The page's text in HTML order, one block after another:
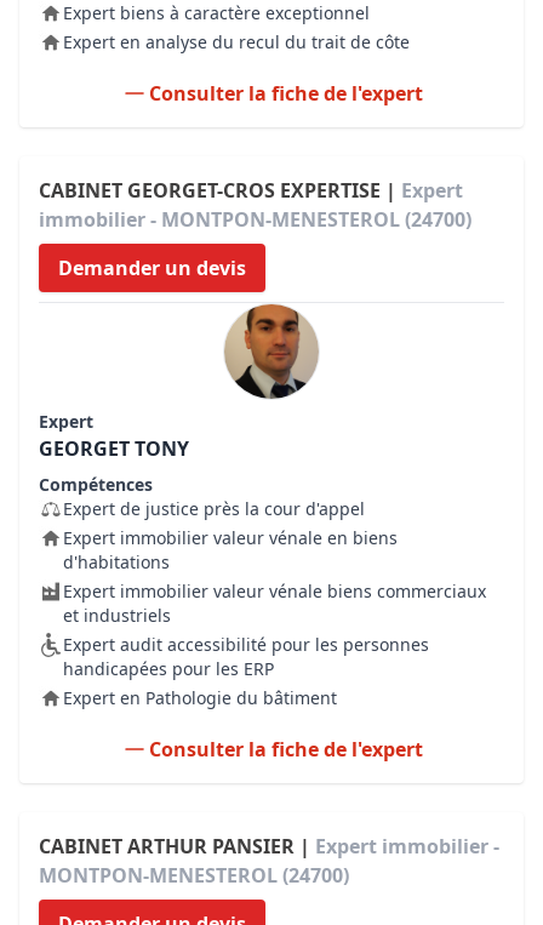
Expert biens à caractère exceptionnel
Expert en analyse du recul du trait de côte
Consulter la fiche de l'expert
CABINET GEORGET-CROS EXPERTISE | Expert
immobilier - MONTPON-MENESTEROL (24700)
Demander un devis
Expert
GEORGET TONY
Compétences
Expert de justice près la cour d'appel
Expert immobilier valeur vénale en biens
d'habitations
Expert immobilier valeur vénale biens commerciaux
et industriels
Expert audit accessibilité pour les personnes
handicapées pour les ERP
Expert en Pathologie du bâtiment
Consulter la fiche de l'expert
CABINET ARTHUR PANSIER | Expert immobilier -
MONTPON-MENESTEROL (24700)